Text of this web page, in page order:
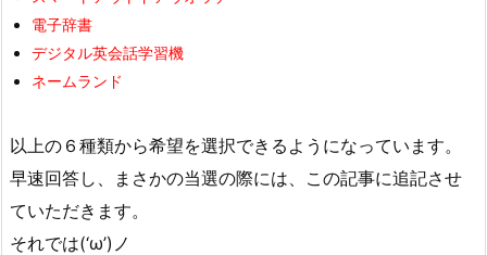
電子辞書
デジタル英会話学習機
ネームランド
以上の６種類から希望を選択できるようになっています。
早速回答し、まさかの当選の際には、この記事に追記させ
ていただきます。
それでは(‘ω’)ノ